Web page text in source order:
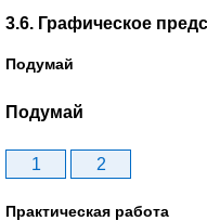
3.6. Графическое
Подумай
Подумай
1 2
Практическая работа